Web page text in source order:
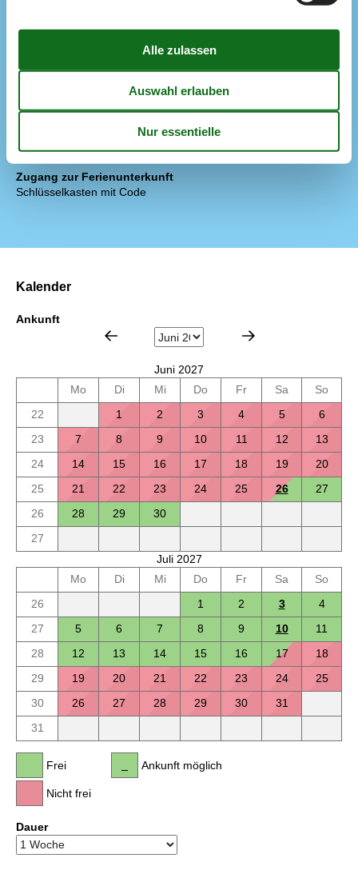
Anzahl der Schlafzimmer
2
Doppelbett (Anzahl der Schlafplätze)
WC und Bad
Anzahl der Badezimmer
Anzahl der Gästebäder
1
Toiletten
2
Zugang zur Ferienunterkunft
Schlüsselkasten mit Code
Kalender
Ankunft
Juni 2027
Mo
Di Mi Do Fr Sa
So
22
1 2 3 4 5
6
23
7 8 9 10 11 12
13
24
14 15 16 17 18 19
20
25
21 22 23 24 25 26
27
26
28 29
30
27
Juli 2027
Mo
Di Mi Do Fr Sa
So
26
1 2 3
4
27
5 6 7 8 9 10
11
28
12 13 14 15 16 17
18
29
19 20 21 22 23 24
25
30
26 27 28 29 30
31
31
Frei
Nicht frei
Ankunft möglich
Dauer